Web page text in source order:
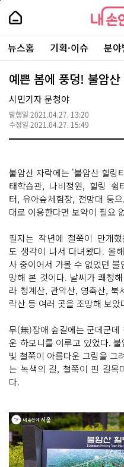
본
로
가
내
손
안
에
서
울
-
서
울
시
대
표
소
털
내
손
에
울
주
요
서
뉴스홈 기획·이슈 분
예쁜 봄에 풍덩! 불암
시민기자 문청야
발행일 2021.04.27. 13:20
수정일 2021.04.27. 15:49
불암산 자락에는 '불암산 힐링
태학습관, 나비정원, 힐링 쉼
터, 유아숲체험장, 전망대 등
대로 이용한다면 보약이 필요
필자는 작년에 철쭉이 만개
도 생각이 나서 다녀왔다. 올
사 중이어서 가볼 수 없었던
망해 본 것이다. 날씨가 쾌청
라 청계산, 관악산, 영축산, 북
락산 등 여러 곳을 조망해 보았
무(無)장애 숲길에는 군데군
운 하모니를 이루고 있었다.
빛 철쭉이 아름다운 그림을 그
는 녹색의 길, 철쭉이 핀 길목
다.
페
상
단
로